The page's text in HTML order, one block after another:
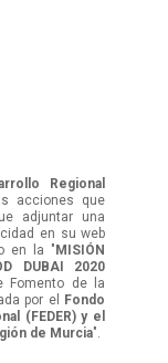
Regional
acciones que
adjuntar una
en su web
en la " MISIÓN
DUBAI 2020
Fomento de la
por el
Fondo
(FEDER) y el
de Murcia".